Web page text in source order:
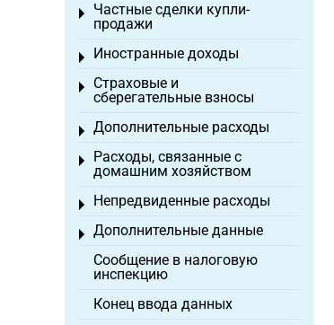
Частные сделки купли-
продажи
Toggle menu
Иностранные доходы
Toggle menu
Страховые и
сберегательные взносы
Toggle menu
Дополнительные расходы
Toggle menu
Расходы, связанные с
домашним хозяйством
Toggle menu
Непредвиденные расходы
Toggle menu
Дополнительные данные
Toggle menu
Сообщение в налоговую
инспекцию
Конец ввода данных